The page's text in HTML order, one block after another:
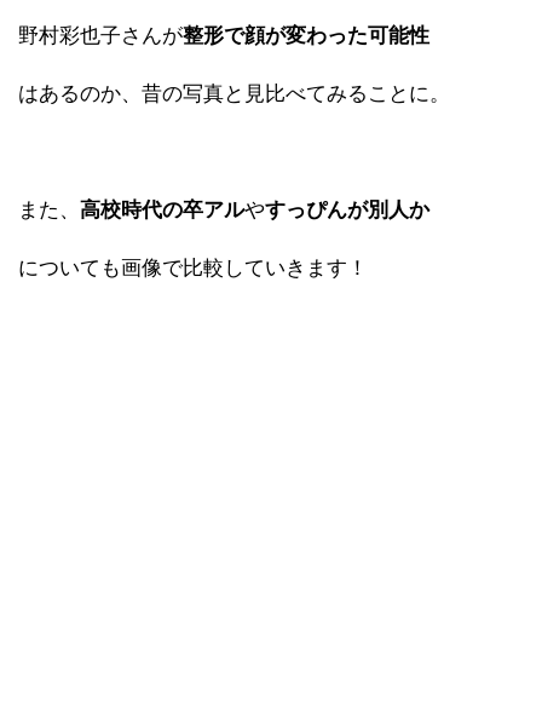
野村彩也子さんが整形で顔が変わった可能性
はあるのか、昔の写真と見比べてみることに。
また、 高校時代の卒アルやすっぴんが別人か
についても画像で比較していきます！